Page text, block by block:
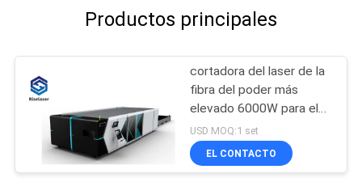
Productos principales
cortadora del laser de la
fibra del poder más
elevado 6000W para el
metal
USD MOQ:1 set
EL CONTACTO